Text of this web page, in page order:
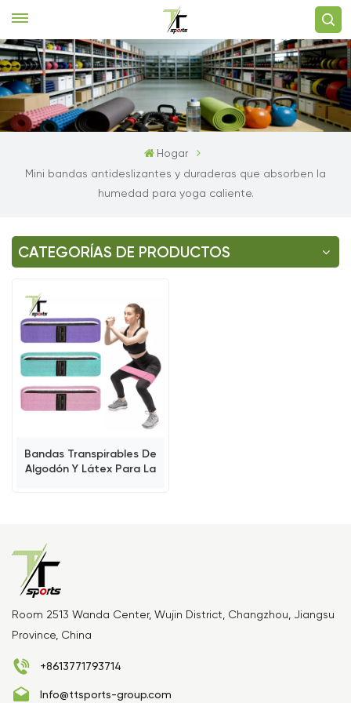
Hogar
Mini bandas antideslizantes y duraderas que absorben la
humedad para yoga caliente.
CATEGORÍAS DE PRODUCTOS
Bandas Transpirables De
Algodón Y Látex Para La
Room 2513 Wanda Center, Wujin District, Changzhou, Jiangsu
Province, China
+8613771793714
Info@ttsports-group.com